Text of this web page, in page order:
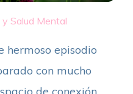
y Salud Mental
hermoso episodio
con mucho
de conexión,